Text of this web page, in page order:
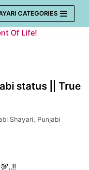
CATEGORIES
Of Life!
status || True
Shayari, Punjabi